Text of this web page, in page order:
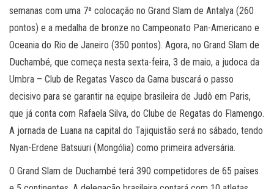
semanas com uma 7ª colocação no Grand Slam de Antalya (260
pontos) e a medalha de bronze no Campeonato Pan-Americano e
Oceania do Rio de Janeiro (350 pontos). Agora, no Grand Slam de
Duchambé, que começa nesta sexta-feira, 3 de maio, a judoca da
Umbra – Club de Regatas Vasco da Gama buscará o passo
decisivo para se garantir na equipe brasileira de Judô em Paris,
que já conta com Rafaela Silva, do Clube de Regatas do Flamengo.
A jornada de Luana na capital do Tajiquistão será no sábado, tendo
Nyan-Erdene Batsuuri (Mongólia) como primeira adversária.
O Grand Slam de Duchambé terá 390 competidores de 65 países